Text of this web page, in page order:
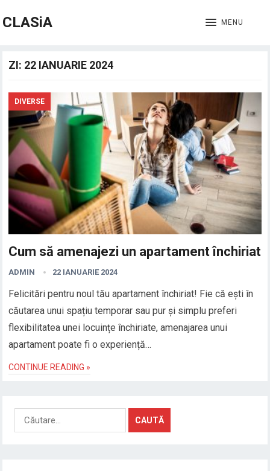
CLASiA MENU
ZI: 22 IANUARIE 2024
DIVERSE
Cum să amenajezi un apartament închiriat
ADMIN 22 IANUARIE 2024
Felicitări pentru noul tău apartament închiriat! Fie că ești în
căutarea unui spațiu temporar sau pur și simplu preferi
flexibilitatea unei locuințe închiriate, amenajarea unui
apartament poate fi o experiență…
CONTINUE READING »
Caută
după: